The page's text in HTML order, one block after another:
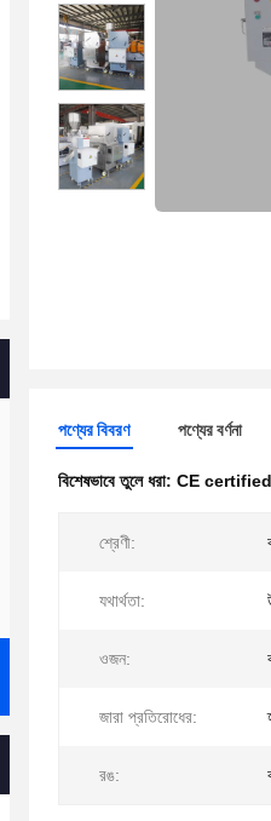
পণ্যের বিবরণ পণ্যের বর্ণনা
বিশেষভাবে তুলে ধরা: CE
শ্রেণী:
যথার্থতা:
ওজন:
জারা প্রতিরোধের:
রঙ: